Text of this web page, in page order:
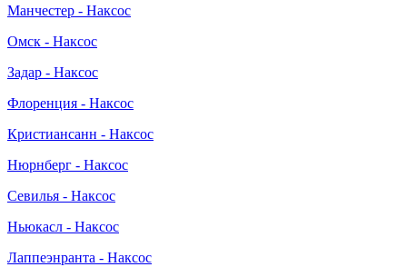
Манчестер - Наксос
Омск - Наксос
Задар - Наксос
Флоренция - Наксос
Кристиансанн - Наксос
Нюрнберг - Наксос
Севилья - Наксос
Ньюкасл - Наксос
Лаппеэнранта - Наксос